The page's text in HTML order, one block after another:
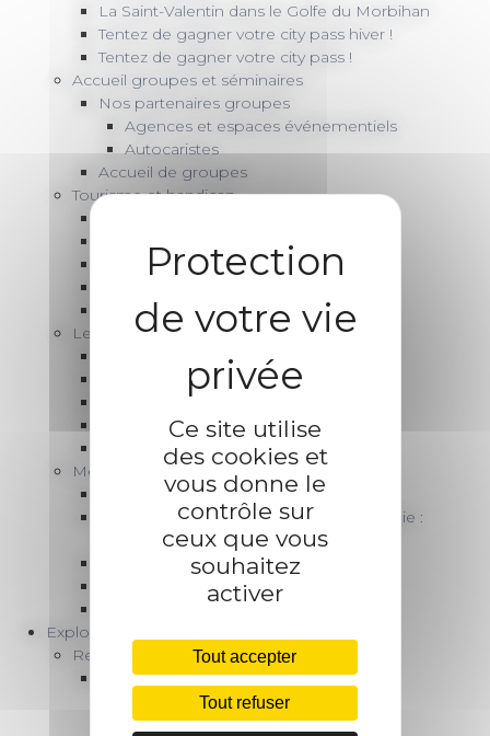
La Saint-Valentin dans le Golfe du Morbihan
Tentez de gagner votre city pass hiver !
Tentez de gagner votre city pass !
Accueil groupes et séminaires
Nos partenaires groupes
Agences et espaces événementiels
Autocaristes
Accueil de groupes
Tourisme et handicap
Se déplacer en mobilité réduite
Hébergements adaptés
Nos bureaux accessibles
Les marées dans le Golfe du Morbihan
Marées de Port-Navalo
Marées à Arradon
Marées de Vannes
Grandes marées 2026
Heures de passage Ile Berder
Météo
Par temps de pluie
Le Golfe du Morbihan par temps de pluie :
visites du patrimoine
Saveurs du Golfe
Explorer
Rencontrer l’exceptionnel…
Le Golfe du Morbihan
La Presqu’île de Rhuys
Arzon
Ce site utilise
des cookies et
vous donne le
contrôle sur
ceux que vous
souhaitez
activer
Tout accepter
Tout refuser